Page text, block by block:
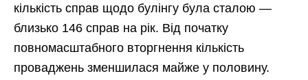
кількість справ щодо булінгу була сталою —
близько 146 справ на рік. Від початку
повномасштабного вторгнення кількість
проваджень зменшилася майже у половину.